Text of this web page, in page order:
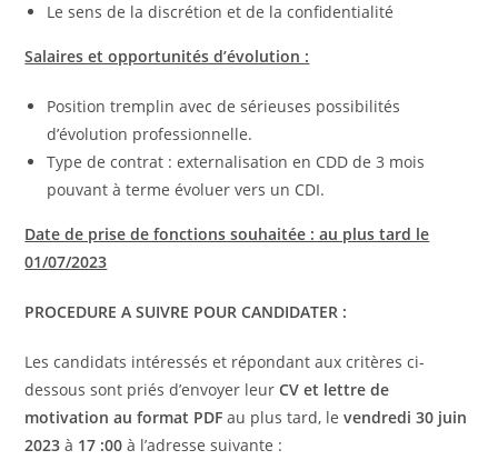
Le sens de la discrétion et de la confidentialité
Salaires et opportunités d’évolution :
Position tremplin avec de sérieuses possibilités
d’évolution professionnelle.
Type de contrat : externalisation en CDD de 3 mois
pouvant à terme évoluer vers un CDI.
Date de prise de fonctions souhaitée : au plus tard le
01/07/2023
PROCEDURE A SUIVRE POUR CANDIDATER :
Les candidats intéressés et répondant aux critères ci-
dessous sont priés d’envoyer leurCV et lettre de
motivation au format PDFau plus tard, levendredi 30 juin
2023à 17 :00à l’adresse suivante :